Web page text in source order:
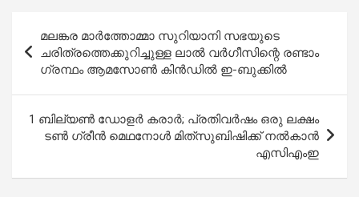
navigation
മലങ്കര മാർത്തോമ്മാ സുറിയാനി സഭയുടെ
ചരിത്രത്തെക്കുറിച്ചുള്ള ലാൽ വർഗീസിന്റെ രണ്ടാം
ഗ്രന്ഥം ആമസോൺ കിൻഡിൽ ഇ-ബുക്കിൽ
1 ബില്യൺ ഡോളർ കരാർ; പ്രതിവർഷം ഒരു ലക്ഷം
ടൺ ഗ്രീൻ മെഥനോൾ മിത്‌സുബിഷിക്ക് നൽകാൻ
എസിഎംഇ